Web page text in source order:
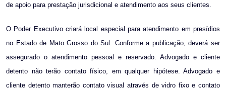
de apoio para prestação jurisdicional e atendimento aos seus clientes.
O Poder Executivo criará local especial para atendimento em presídios
no Estado de Mato Grosso do Sul. Conforme a publicação, deverá ser
assegurado o atendimento pessoal e reservado. Advogado e cliente
detento não terão contato físico, em qualquer hipótese. Advogado e
cliente detento manterão contato visual através de vidro fixo e contato